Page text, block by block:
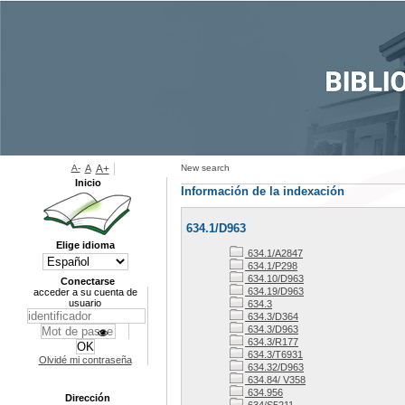
New search
Información de la indexación
634.1/D963
634.1/A2847
634.1/P298
634.10/D963
634.19/D963
634.3
634.3/D364
634.3/D963
634.3/R177
634.3/T6931
634.32/D963
634.84/ V358
634.956
A- A A+
Inicio
Elige idioma
Conectarse
acceder a su cuenta de
usuario
Olvidé mi contraseña
Dirección